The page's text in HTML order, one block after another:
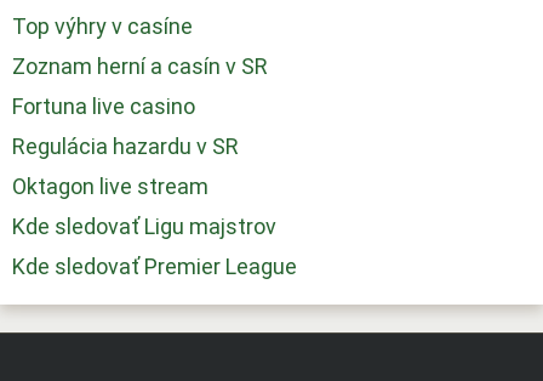
Top výhry v casíne
Zoznam herní a casín v SR
Fortuna live casino
Regulácia hazardu v SR
Oktagon live stream
Kde sledovať Ligu majstrov
Kde sledovať Premier League